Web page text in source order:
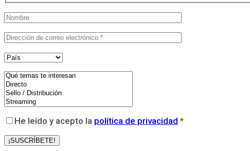
He leído y acepto la política de privacidad *